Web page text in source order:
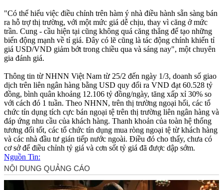
"Có thể hiểu việc điều chỉnh trên hàm ý nhà điều hành sẵn sàng bán
ra hỗ trợ thị trường, với một mức giá dễ chịu, thay vì căng ở mức
trần. Cung - cầu hiện tại cũng không quá căng thẳng để tạo những
biến động mạnh về tỉ giá. Đây có lẽ cũng là tác động chính khiến tỉ
giá USD/VND giảm bớt trong chiều qua và sáng nay", một chuyên
gia đánh giá.
Thông tin từ NHNN Việt Nam từ 25/2 đến ngày 1/3, doanh số giao
dịch trên liên ngân hàng bằng USD quy đổi ra VND đạt 60.528 tỷ
đồng, bình quân khoảng 12.106 tỷ đồng/ngày, tăng xấp xỉ 30% so
với cách đó 1 tuần. Theo NHNN, trên thị trường ngoại hối, các tổ
chức tín dụng tích cực bán ngoại tệ trên thị trường liên ngân hàng và
đáp ứng nhu cầu của khách hàng. Thanh khoản của toàn hệ thống
tương đối tốt, các tổ chức tín dụng mua ròng ngoại tệ từ khách hàng
và các nhà đầu tư gián tiếp nước ngoài. Điều đó cho thấy, chưa có
cơ sở để điều chỉnh tỷ giá và cơn sốt tỷ giá đã được dập sớm.
Nguồn Tin: